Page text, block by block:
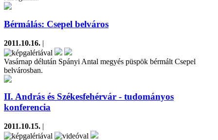
Bérmálás: Csepel belváros
2011.10.16. |
Vasárnap délután Spányi Antal megyés püspök bérmált Csepel
belvárosban.
II. András és Székesfehérvár - tudományos
konferencia
2011.10.15. |